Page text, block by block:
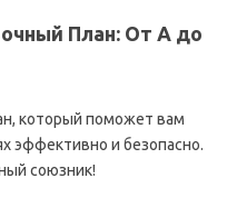
План: От А до
который поможет вам
эффективно и безопасно.
союзник!